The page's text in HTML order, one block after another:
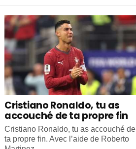
Cristiano Ronaldo, tu as
accouché de ta propre fin
Cristiano Ronaldo, tu as accouché de
ta propre fin. Avec l’aide de Roberto